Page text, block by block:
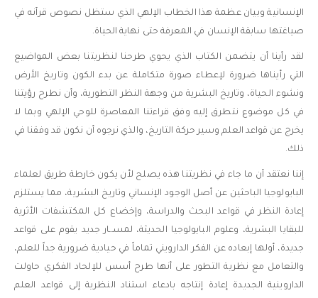
الإنسانية وبيان عظمة هذا الخطاب الإلهي الذي ستظل نصوص قرآنه في
صياغتها سابقة الإنسان في المعرفة حتى نهاية الحياة.
لقد رأينا أن يتضمن الكتاب الذي يحوي طرحنا لنظريتنا بعض المواضيع
التي رأيناها ضرورة لإعطاء صورة متكاملة عن بدء الكون وتاريخ الأرض
ونشوء الحياة، وتاريخ البشرية من وجهة النظر التطورية، وأن نطرح رؤيتنا
في كل موضوع نتطرق إليه وفق قراءتنا المعاصرة للوحي الإلهي وبما لا
يخرج عن قواعد العلم وسير حركة التاريخ، والذي نرجوه أن نكون قد وفقنا في
ذلك.
إننا نعتقد أن ما جاء في نظريتنا هذه يصلح لأن يكون خارطة طريق لعلماء
البايولوجيا الباحثين عن أصل الوجود الإنساني وتاريخ البشرية، مما يستلزم
إعادة النظر في قواعد البحث والدراسة، وإخضاع كل المكتشفات الأثرية
للبقايا البشرية، وعلوم البايولوجيا الحديثة، لمســار جديد يقوم على قواعد
جديدة، أولها إبعاده عن الفكر الدارويني تماماً في حيادية ضرورية جداً للعلم،
والتعامل مع نظرية التطور على أنها طرح أسس للإلحاد الفكري حاولت
الداروينية الجديدة إعادة إنتاجه بادعاء استناد النظرية إلى قواعد العلم